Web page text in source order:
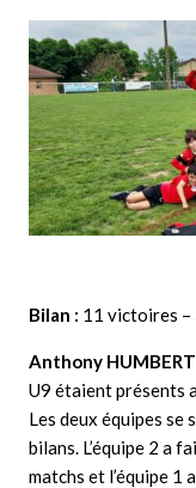
Bilan : 11 victoires –
Anthony
U9 étaient présents
Les deux équipes se
bilans. L’équipe 2 a
matchs et l’équipe 1